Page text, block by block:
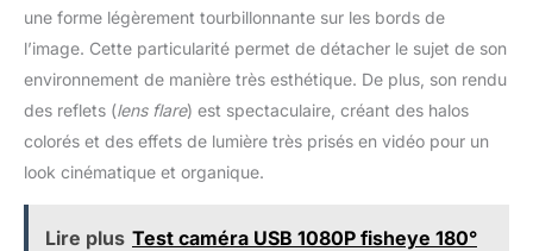
une forme légèrement tourbillonnante sur les bords de
l’image. Cette particularité permet de détacher le sujet de son
environnement de manière très esthétique. De plus, son rendu
des reflets (lens flare) est spectaculaire, créant des halos
colorés et des effets de lumière très prisés en vidéo pour un
look cinématique et organique.
Lire plus Test caméra USB 1080P fisheye 180°